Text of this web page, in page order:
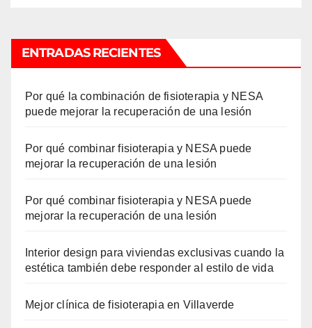
ENTRADAS RECIENTES
Por qué la combinación de fisioterapia y NESA
puede mejorar la recuperación de una lesión
Por qué combinar fisioterapia y NESA puede
mejorar la recuperación de una lesión
Por qué combinar fisioterapia y NESA puede
mejorar la recuperación de una lesión
Interior design para viviendas exclusivas cuando la
estética también debe responder al estilo de vida
Mejor clínica de fisioterapia en Villaverde